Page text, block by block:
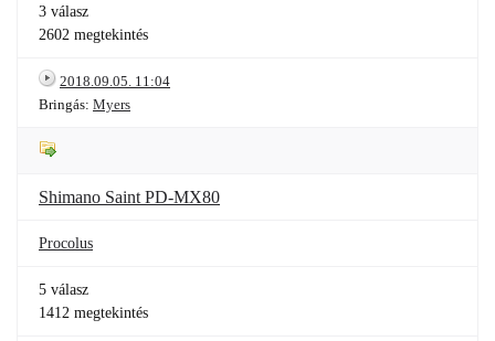
3 válasz
2602 megtekintés
2018.09.05. 11:04
Bringás: Myers
Shimano Saint PD-MX80
Procolus
5 válasz
1412 megtekintés